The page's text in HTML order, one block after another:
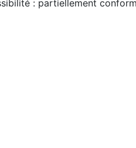
: partiellement